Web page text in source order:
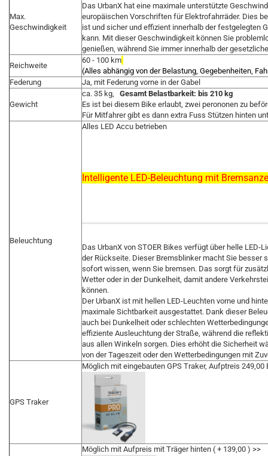
Max.
Geschwindigkeit
Das UrbanX hat eine maximale unterstützte
europäischen Vorschriften für Elektrofahrräder. Dies
ist und sicher und effizient innerhalb der festgelegten
kann. Mit dieser Geschwindigkeit können Sie
genießen, während Sie immer innerhalb der
Reichweite
60 - 100 km
(Alles abhängig von der Belastung, Gegebenheiten,
Federung
Ja, mit Federung vorne in der Gabel
Gewicht
ca. 35 kg, Gesamt Belastbarkeit: bis 210 kg
Es ist bei diesem Bike erlaubt, zwei perononen zu
Für Mitfahrer gibt es dann extra Fuss Stützen hinten
Beleuchtung
Alles LED Accu betrieben
Intelligente LED-Beleuchtung mit
Das UrbanX von STOER Bikes verfügt über helle
der Rückseite. Dieser Bremsblinker macht Sie besser
sofort wissen, wenn Sie bremsen. Das sorgt für
Wetter oder in der Dunkelheit, damit andere
können.
Der UrbanX ist mit hellen LED-Leuchten vorne und
maximale Sichtbarkeit ausgestattet. Dank dieser
auch bei Dunkelheit oder schlechten
effiziente Ausleuchtung der Straße, während die
aus allen Winkeln sorgen. Dies erhöht die Sicherheit
von der Tageszeit oder den Wetterbedingungen mit
GPS Traker
Möglich mit eingebauten GPS Traker, Aufptreis 249,00
Möglich mit Aufpreis mit Träger hinten ( + 139,00 ) >>